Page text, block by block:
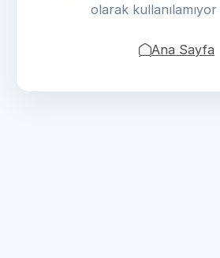
olarak
Ana Sayfa